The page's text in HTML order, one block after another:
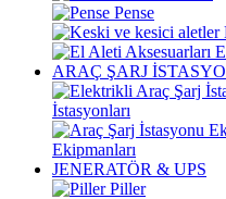
Pense
ARAÇ ŞARJ
İstasyonları
Ekipmanları
JENERATÖR & UPS
Piller